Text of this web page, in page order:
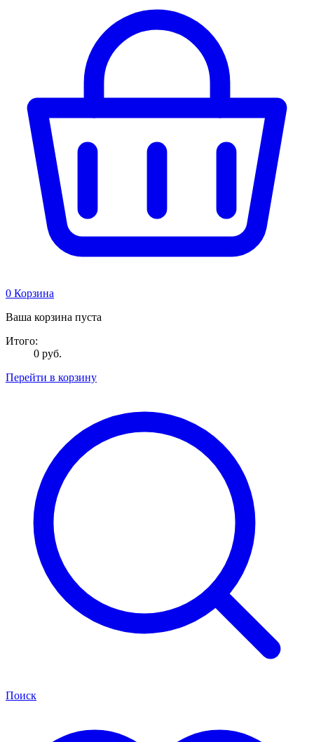
0 Корзина
Ваша корзина пуста
Итого:
0 руб.
Перейти в корзину
Поиск